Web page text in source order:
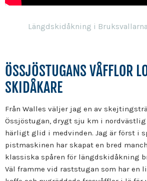
Längdskidåkning i
ÖSSJÖSTUGANS VÅFFLOR
SKIDÅKARE
Från Walles väljer jag en av
Össjöstugan, drygt sju km i
härligt glid i medvinden. Jag är först i
pistmaskinen har skapat en bred
klassiska spåren för längdskidåkning
Väl framme vid raststugan som har en